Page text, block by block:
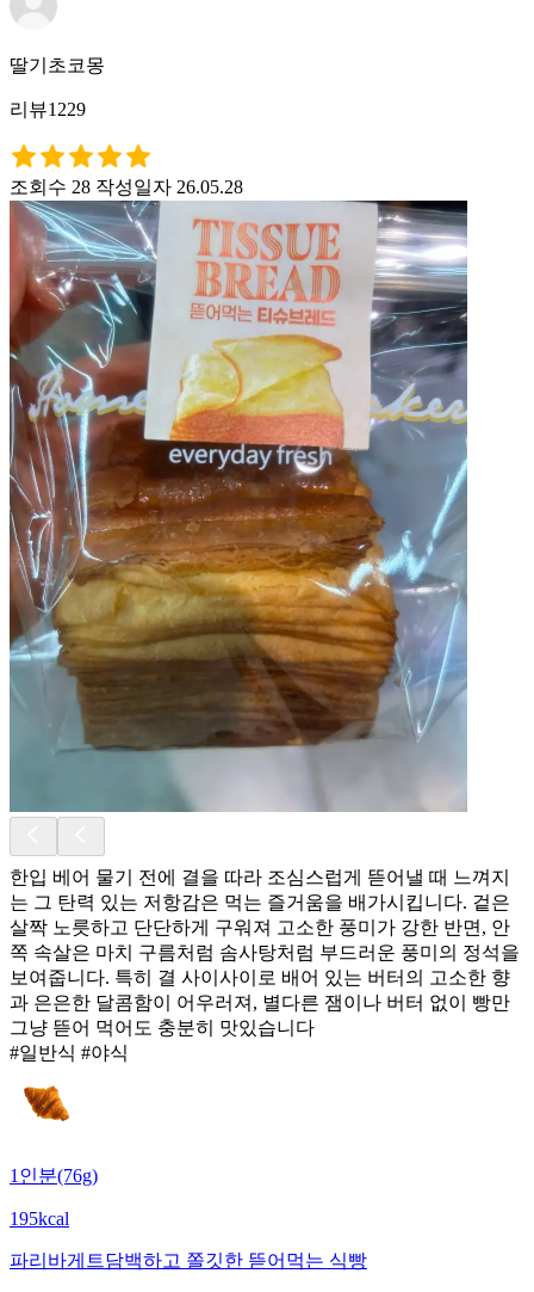
딸기초코몽
리뷰1229
조회수 28 작성일자 26.05.28
한입 베어 물기 전에 결을 따라 조심스럽게 뜯어낼 때 느껴지
는 그 탄력 있는 저항감은 먹는 즐거움을 배가시킵니다. 겉은
살짝 노릇하고 단단하게 구워져 고소한 풍미가 강한 반면, 안
쪽 속살은 마치 구름처럼 솜사탕처럼 부드러운 풍미의 정석을
보여줍니다. 특히 결 사이사이로 배어 있는 버터의 고소한 향
과 은은한 달콤함이 어우러져, 별다른 잼이나 버터 없이 빵만
그냥 뜯어 먹어도 충분히 맛있습니다
#일반식 #야식
1인분(76g)
195kcal
파리바게트담백하고 쫄깃한 뜯어먹는 식빵